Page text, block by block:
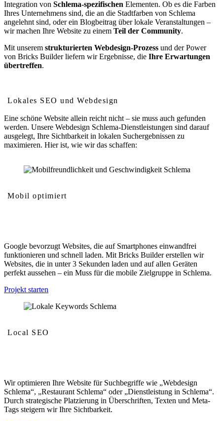
Integration von Schlema-spezifischen Elementen. Ob es die Farben
Ihres Unternehmens sind, die an die Stadtfarben von Schlema
angelehnt sind, oder ein Blogbeitrag über lokale Veranstaltungen –
wir machen Ihre Website zu einem Teil der Community.
Mit unserem strukturierten Webdesign-Prozess und der Power
von Bricks Builder liefern wir Ergebnisse, die Ihre Erwartungen
übertreffen.
Lokales SEO und Webdesign
Eine schöne Website allein reicht nicht – sie muss auch gefunden
werden. Unsere Webdesign Schlema-Dienstleistungen sind darauf
ausgelegt, Ihre Sichtbarkeit in lokalen Suchergebnissen zu
maximieren. Hier ist, wie wir das schaffen:
Mobil optimiert
Google bevorzugt Websites, die auf Smartphones einwandfrei
funktionieren und schnell laden. Mit Bricks Builder erstellen wir
Websites, die in unter 3 Sekunden laden und auf allen Geräten
perfekt aussehen – ein Muss für die mobile Zielgruppe in Schlema.
Projekt starten
Local SEO
Wir optimieren Ihre Website für Suchbegriffe wie „Webdesign
Schlema“, „Restaurant Schlema“ oder „Dienstleistung in Schlema“.
Durch strategische Platzierung in Überschriften, Texten und Meta-
Tags steigern wir Ihre Sichtbarkeit.